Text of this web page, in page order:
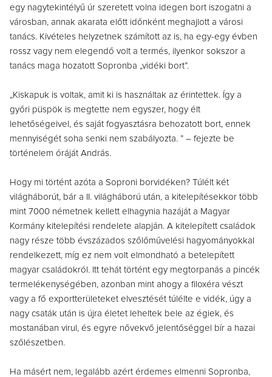
egy nagytekintélyű úr szeretett volna idegen bort iszogatni a
városban, annak akarata előtt időnként meghajlott a városi
tanács. Kivételes helyzetnek számított az is, ha egy-egy évben
rossz vagy nem elegendő volt a termés, ilyenkor sokszor a
tanács maga hozatott Sopronba „vidéki bort”.
„Kiskapuk is voltak, amit ki is használtak az érintettek. Így a
győri püspök is megtette nem egyszer, hogy élt
lehetőségeivel, és saját fogyasztásra behozatott bort, ennek
mennyiségét soha senki nem szabályozta. ” – fejezte be
történelem óráját András.
Hogy mi történt azóta a Soproni borvidéken? Túlélt két
világháborút, bár a II. világháború után, a kitelepítésekkor több
mint 7000 németnek kellett elhagynia hazáját a Magyar
Kormány kitelepítési rendelete alapján. A kitelepített családok
nagy része több évszázados szőlőművelési hagyományokkal
rendelkezett, míg ez nem volt elmondható a betelepített
magyar családokról. Itt tehát történt egy megtorpanás a pincék
termelékenységében, azonban mint ahogy a filoxéra vészt
vagy a fő exportterületeket elvesztését túlélte e vidék, úgy a
nagy csaták után is újra életet leheltek bele az égiek, és
mostanában virul, és egyre nővekvő jelentőséggel bír a hazai
szőlészetben.
Ha másért nem, legalább azért érdemes elmenni Sopronba,